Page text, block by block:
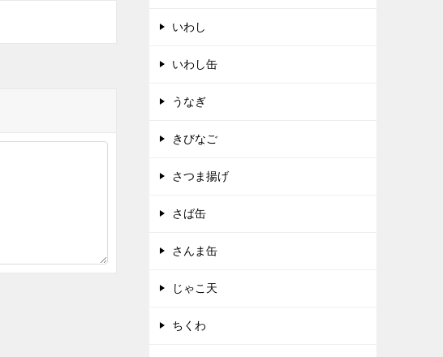
いわし
いわし缶
うなぎ
きびなご
さつま揚げ
さば缶
さんま缶
じゃこ天
ちくわ